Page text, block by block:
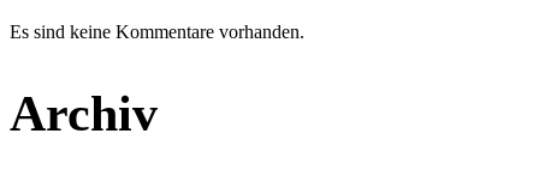
Es sind keine Kommentare vorhanden.
Archiv